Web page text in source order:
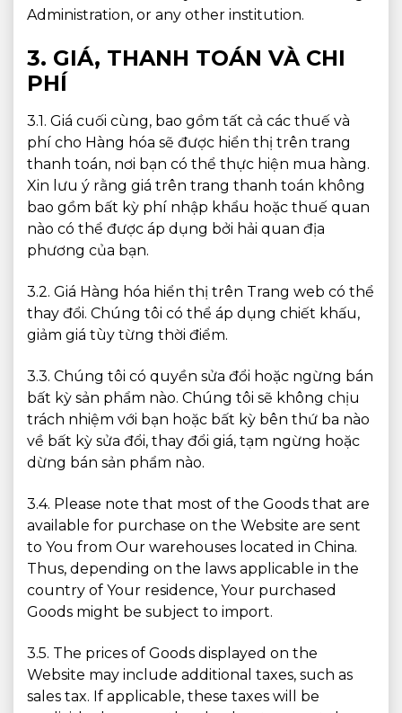
Administration, or any other institution.
3. GIÁ, THANH TOÁN VÀ CHI
PHÍ
3.1. Giá cuối cùng, bao gồm tất cả các thuế và
phí cho Hàng hóa sẽ được hiển thị trên trang
thanh toán, nơi bạn có thể thực hiện mua hàng.
Xin lưu ý rằng giá trên trang thanh toán không
bao gồm bất kỳ phí nhập khẩu hoặc thuế quan
nào có thể được áp dụng bởi hải quan địa
phương của bạn.
3.2. Giá Hàng hóa hiển thị trên Trang web có thể
thay đổi. Chúng tôi có thể áp dụng chiết khấu,
giảm giá tùy từng thời điểm.
3.3. Chúng tôi có quyền sửa đổi hoặc ngừng bán
bất kỳ sản phẩm nào. Chúng tôi sẽ không chịu
trách nhiệm với bạn hoặc bất kỳ bên thứ ba nào
về bất kỳ sửa đổi, thay đổi giá, tạm ngừng hoặc
dừng bán sản phẩm nào.
3.4. Please note that most of the Goods that are
available for purchase on the Website are sent
to You from Our warehouses located in China.
Thus, depending on the laws applicable in the
country of Your residence, Your purchased
Goods might be subject to import.
3.5. The prices of Goods displayed on the
Website may include additional taxes, such as
sales tax. If applicable, these taxes will be